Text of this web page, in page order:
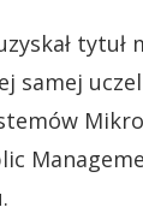
samej